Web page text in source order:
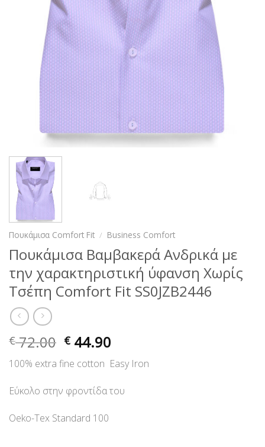
Πουκάμισα Comfort Fit / Business Comfort
Πουκάμισα Βαμβακερά Ανδρικά με
την χαρακτηριστική ύφανση Χωρίς
Τσέπη Comfort Fit SS0JZB2446
€72.00 € 44.90
100% extra fine cotton Easy Iron
Εύκολο στην φροντίδα του
Oeko-Tex Standard 100